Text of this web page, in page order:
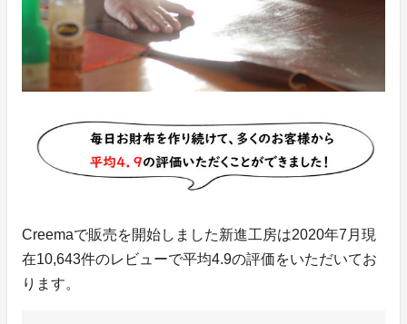
Creemaで販売を開始しました新進工房は2020年7月現
在10,643件のレビューで平均4.9の評価をいただいてお
ります。